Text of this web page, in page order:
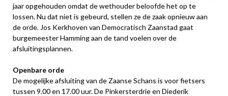
jaar opgehouden omdat de wethouder beloofde het op te
lossen. Nu dat niet is gebeurd, stellen ze de zaak opnieuw aan
de orde. Jos Kerkhoven van Democratisch Zaanstad gaat
burgemeester Hamming aan de tand voelen over de
afsluitingsplannen.
Openbare orde
De mogelijke afsluiting van de Zaanse Schans is voor fietsers
tussen 9.00 en 17.00 uur. De Pinkersterdrie en Diederik